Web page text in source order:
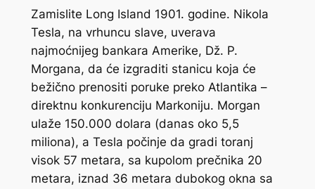
Zamislite Long Island 1901. godine. Nikola
Tesla, na vrhuncu slave, uverava
najmoćnijeg bankara Amerike, Dž. P.
Morgana, da će izgraditi stanicu koja će
bežično prenositi poruke preko Atlantika –
direktnu konkurenciju Markoniju. Morgan
ulaže 150.000 dolara (danas oko 5,5
miliona), a Tesla počinje da gradi toranj
visok 57 metara, sa kupolom prečnika 20
metara, iznad 36 metara dubokog okna sa